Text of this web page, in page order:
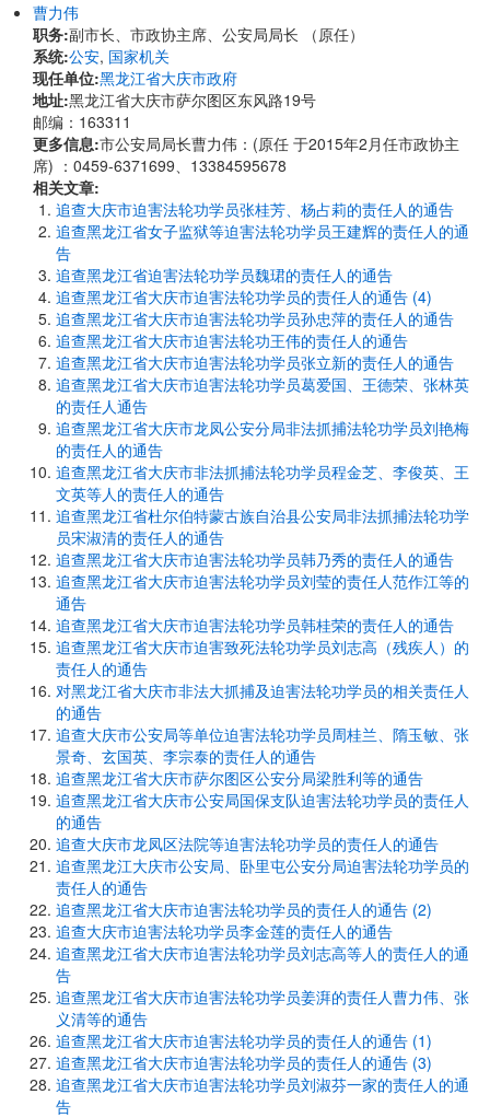
曹力伟
职务:副市长、市政协主席、公安局局长 （原任）
系统:公安, 国家机关
现任单位:黑龙江省大庆市政府
地址:黑龙江省大庆市萨尔图区东风路19号
邮编：163311
更多信息:市公安局局长曹力伟：(原任 于2015年2月任市政协主
席) ：0459-6371699、13384595678
相关文章:
追查大庆市迫害法轮功学员张桂芳、杨占莉的责任人的通告
追查黑龙江省女子监狱等迫害法轮功学员王建辉的责任人的通
告
追查黑龙江省迫害法轮功学员魏珺的责任人的通告
追查黑龙江省大庆市迫害法轮功学员的责任人的通告 (4)
追查黑龙江省大庆市迫害法轮功学员孙忠萍的责任人的通告
追查黑龙江省大庆市迫害法轮功王伟的责任人的通告
追查黑龙江省大庆市迫害法轮功学员张立新的责任人的通告
追查黑龙江省大庆市迫害法轮功学员葛爱国、王德荣、张林英
的责任人通告
追查黑龙江省大庆市龙凤公安分局非法抓捕法轮功学员刘艳梅
的责任人的通告
追查黑龙江省大庆市非法抓捕法轮功学员程金芝、李俊英、王
文英等人的责任人的通告
追查黑龙江省杜尔伯特蒙古族自治县公安局非法抓捕法轮功学
员宋淑清的责任人的通告
追查黑龙江省大庆市迫害法轮功学员韩乃秀的责任人的通告
追查黑龙江省大庆市迫害法轮功学员刘莹的责任人范作江等的
通告
追查黑龙江省大庆市迫害法轮功学员韩桂荣的责任人的通告
追查黑龙江省大庆市迫害致死法轮功学员刘志高（残疾人）的
责任人的通告
对黑龙江省大庆市非法大抓捕及迫害法轮功学员的相关责任人
的通告
追查大庆市公安局等单位迫害法轮功学员周桂兰、隋玉敏、张
景奇、玄国英、李宗泰的责任人的通告
追查黑龙江省大庆市萨尔图区公安分局梁胜利等的通告
追查黑龙江省大庆市公安局国保支队迫害法轮功学员的责任人
的通告
追查大庆市龙凤区法院等迫害法轮功学员的责任人的通告
追查黑龙江大庆市公安局、卧里屯公安分局迫害法轮功学员的
责任人的通告
追查黑龙江省大庆市迫害法轮功学员的责任人的通告 (2)
追查大庆市迫害法轮功学员李金莲的责任人的通告
追查黑龙江省大庆市迫害法轮功学员刘志高等人的责任人的通
告
追查黑龙江省大庆市迫害法轮功学员姜湃的责任人曹力伟、张
义清等的通告
追查黑龙江省大庆市迫害法轮功学员的责任人的通告 (1)
追查黑龙江省大庆市迫害法轮功学员的责任人的通告 (3)
追查黑龙江省大庆市迫害法轮功学员刘淑芬一家的责任人的通
告